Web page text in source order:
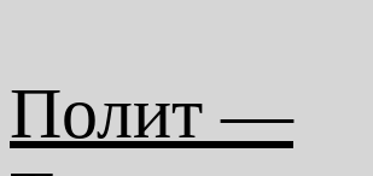
содержимому
Полит —